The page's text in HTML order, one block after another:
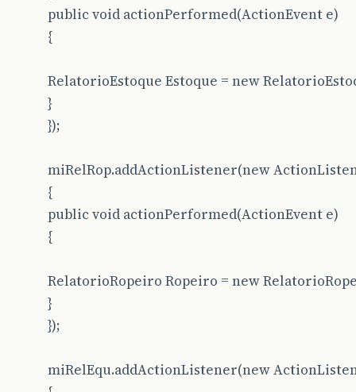
public void actionPerformed(ActionEvent e)
{
RelatorioEstoque Estoque = new
}
});
miRelRop.addActionListener(new
{
public void actionPerformed(ActionEvent e)
{
RelatorioRopeiro Ropeiro = new
}
});
miRelEqu.addActionListener(new